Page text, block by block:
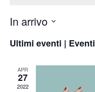
In arrivo
la
Ultimi eventi | Eventi
APR
27
2022